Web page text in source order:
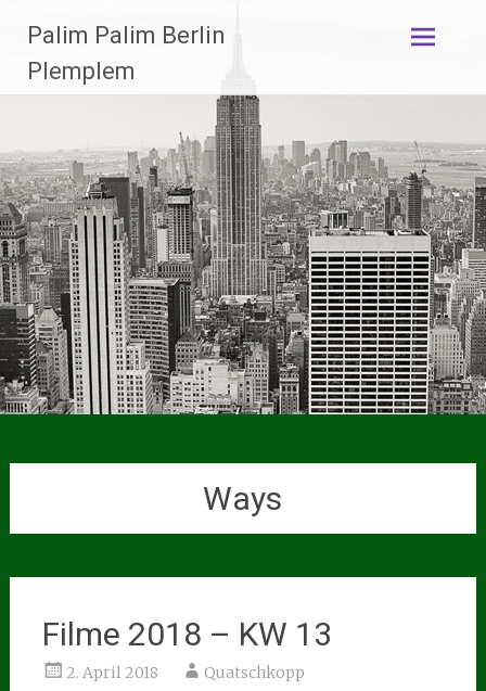
Inhalt
springen
Palim Palim Berlin
Plemplem
Ways
Filme 2018 – KW 13
2. April 2018 Quatschkopp